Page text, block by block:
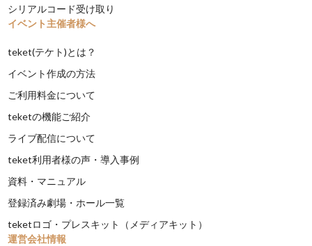
シリアルコード受け取り
イベント主催者様へ
teket(テケト)とは？
イベント作成の方法
ご利用料金について
teketの機能ご紹介
ライブ配信について
teket利用者様の声・導入事例
資料・マニュアル
登録済み劇場・ホール一覧
teketロゴ・プレスキット（メディアキット）
運営会社情報